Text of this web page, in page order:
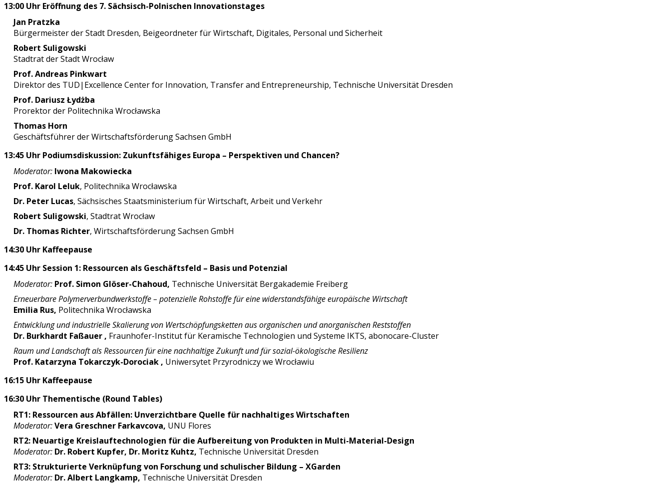
13:00 Uhr Eröffnung des 7. Sächsisch-Polnischen Innovationstages
Jan Pratzka
Bürgermeister der Stadt Dresden, Beigeordneter für Wirtschaft, Digitales, Personal und Sicherheit
Robert Suligowski
Stadtrat der Stadt Wrocław
Prof. Andreas Pinkwart
Direktor des TUD|Excellence Center for Innovation, Transfer and Entrepreneurship, Technische Universität Dresden
Prof. Dariusz Łydżba
Prorektor der Politechnika Wrocławska
Thomas Horn
Geschäftsführer der Wirtschaftsförderung Sachsen GmbH
13:45 Uhr Podiumsdiskussion: Zukunftsfähiges Europa – Perspektiven und Chancen?
Moderator: Iwona Makowiecka
Prof. Karol Leluk, Politechnika Wrocławska
Dr. Peter Lucas, Sächsisches Staatsministerium für Wirtschaft, Arbeit und Verkehr
Robert Suligowski, Stadtrat Wrocław
Dr. Thomas Richter, Wirtschaftsförderung Sachsen GmbH
14:30 Uhr Kaffeepause
14:45 Uhr Session 1: Ressourcen als Geschäftsfeld – Basis und Potenzial
Moderator: Prof. Simon Glöser-Chahoud, Technische Universität Bergakademie Freiberg
Erneuerbare Polymerverbundwerkstoffe – potenzielle Rohstoffe für eine widerstandsfähige europäische Wirtschaft
Emilia Rus, Politechnika Wrocławska
Entwicklung und industrielle Skalierung von Wertschöpfungsketten aus organischen und anorganischen Reststoffen
Dr. Burkhardt Faßauer , Fraunhofer-Institut für Keramische Technologien und Systeme IKTS, abonocare-Cluster
Raum und Landschaft als Ressourcen für eine nachhaltige Zukunft und für sozial-ökologische Resilienz
Prof. Katarzyna Tokarczyk-Dorociak , Uniwersytet Przyrodniczy we Wrocławiu
16:15 Uhr Kaffeepause
16:30 Uhr Thementische (Round Tables)
RT1: Ressourcen aus Abfällen: Unverzichtbare Quelle für nachhaltiges Wirtschaften
Moderator:Vera Greschner Farkavcova, UNU Flores
RT2: Neuartige Kreislauftechnologien für die Aufbereitung von Produkten in Multi-Material-Design
Moderator: Dr. Robert Kupfer, Dr. Moritz Kuhtz, Technische Universität Dresden
RT3: Strukturierte Verknüpfung von Forschung und schulischer Bildung – XGarden
Moderator: Dr. Albert Langkamp, Technische Universität Dresden